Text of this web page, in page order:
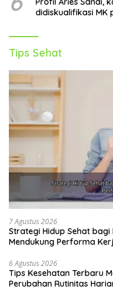
didiskualifikasi MK
Tips Sehat
7 Agustus 2026
Strategi Hidup Sehat
Mendukung Performa
6 Agustus 2026
Tips Kesehatan Terbaru
Perubahan Rutinitas